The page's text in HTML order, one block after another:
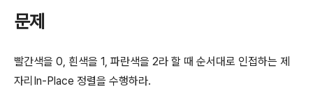
문제
빨간색을 0, 흰색을 1, 파란색을 2라 할 때 순서대로 인접하는 제
자리In-Place 정렬을 수행하라.